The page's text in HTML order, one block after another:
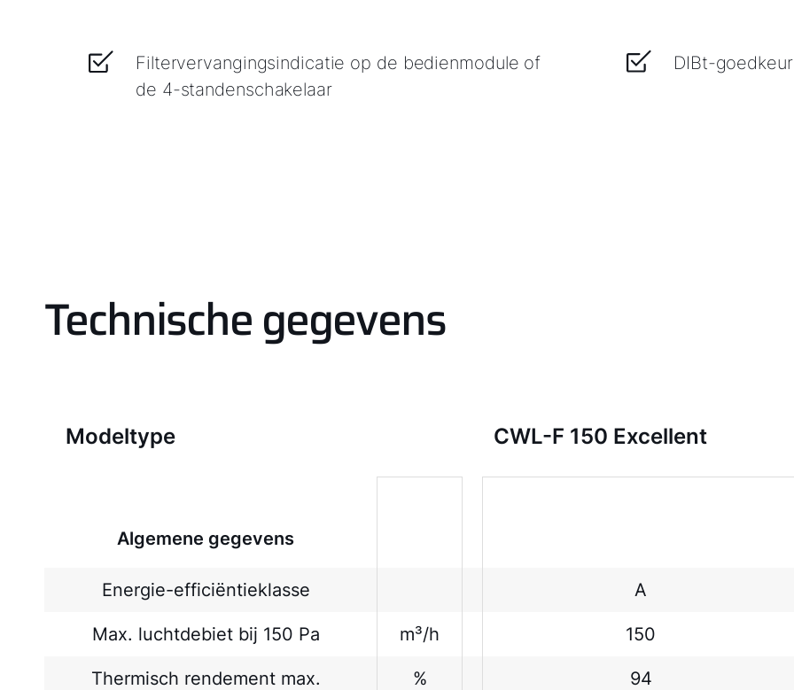
Filtervervangingsindicatie op de bedienmodule of
de 4-standenschakelaar
DIBt-
Technische gegevens
Modeltype CWL-F 150 Excellent
Algemene gegevens
Energie-efficiëntieklasse A
Max. luchtdebiet bij 150 Pa m³/h 150
Thermisch rendement max. % 94